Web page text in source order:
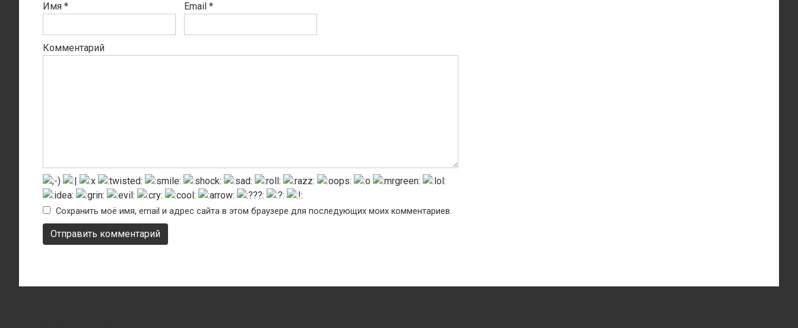
Имя * Email *
Комментарий
Сохранить моё имя, email и адрес сайта в этом браузере для последующих моих комментариев.